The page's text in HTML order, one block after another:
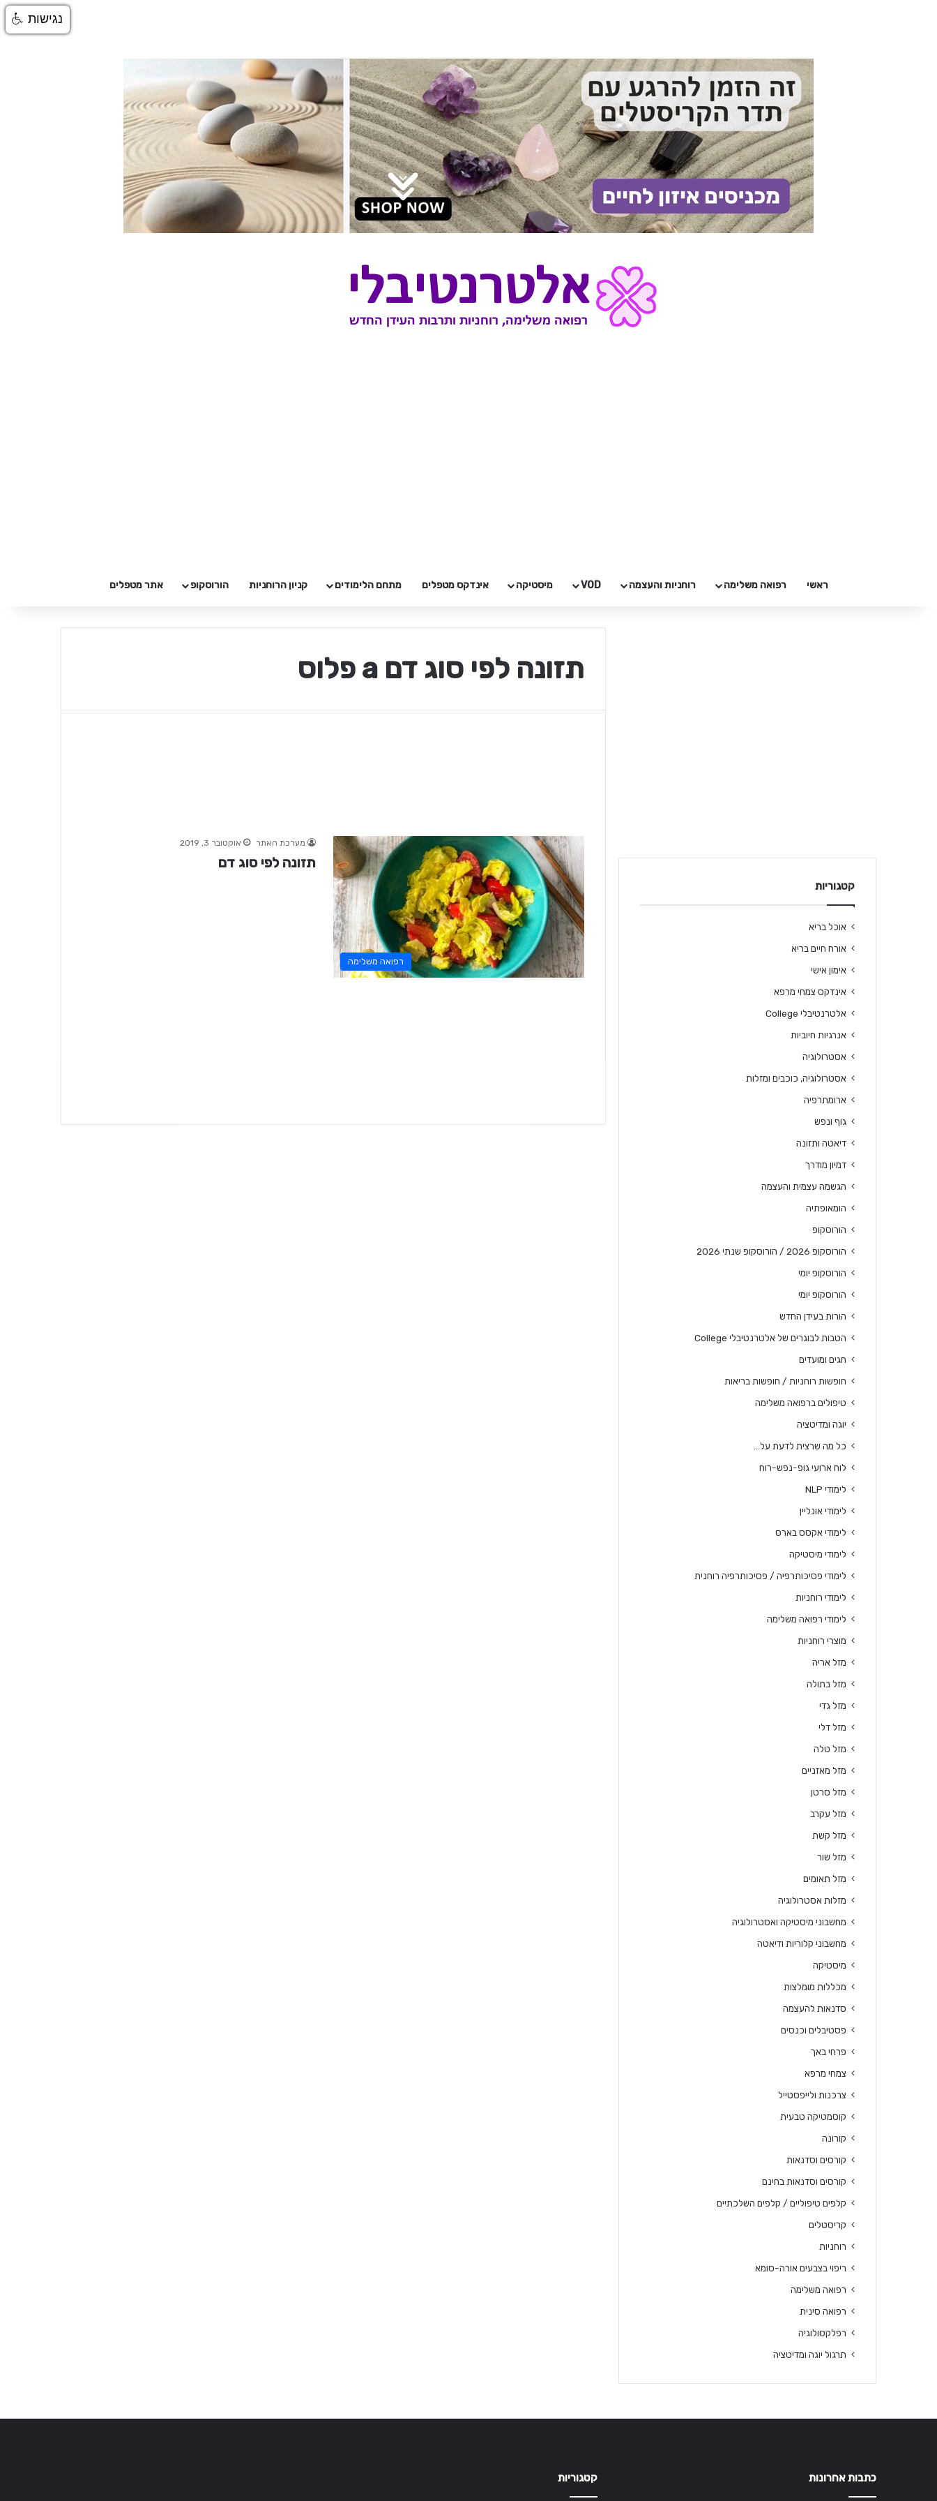
ראשי רפואה משלימה רוחניות והעצמה VOD מיסטיקה אינדקס מטפלים מתחם הלימודים קניון הרוחניות הורוסקופ אתר מטפלים
תזונה לפי סוג דם a פלוס
רפואה משלימה
מערכת האתר אוקטובר 3, 2019
תזונה לפי סוג דם
קטגוריות
אוכל בריא
אורח חיים בריא
אימון אישי
אינדקס צמחי מרפא
אלטרנטיבלי College
אנרגיות חיוביות
אסטרולוגיה
אסטרולוגיה, כוכבים ומזלות
ארומתרפיה
גוף ונפש
דיאטה ותזונה
דמיון מודרך
הגשמה עצמית והעצמה
הומאופתיה
הורוסקופ
הורוסקופ 2026 / הורוסקופ שנתי 2026
הורוסקופ יומי
הורוסקופ יומי
הורות בעידן החדש
הטבות לבוגרים של אלטרנטיבלי College
חגים ומועדים
חופשות רוחניות / חופשות בריאות
טיפולים ברפואה משלימה
יוגה ומדיטציה
כל מה שרצית לדעת על…
לוח ארועי גופ-נפש-רוח
לימודי NLP
לימודי אונליין
לימודי אקסס בארס
לימודי מיסטיקה
לימודי פסיכותרפיה / פסיכותרפיה רוחנית
לימודי רוחניות
לימודי רפואה משלימה
מוצרי רוחניות
מזל אריה
מזל בתולה
מזל גדי
מזל דלי
מזל טלה
מזל מאזניים
מזל סרטן
מזל עקרב
מזל קשת
מזל שור
מזל תאומים
מזלות אסטרולוגיה
מחשבוני מיסטיקה ואסטרולוגיה
מחשבוני קלוריות ודיאטה
מיסטיקה
מכללות מומלצות
סדנאות להעצמה
פסטיבלים וכנסים
פרחי באך
צמחי מרפא
צרכנות ולייפסטייל
קוסמטיקה טבעית
קורונה
קורסים וסדנאות
קורסים וסדנאות בחינם
קלפים טיפוליים / קלפים השלכתיים
קריסטלים
רוחניות
ריפוי בצבעים אורה-סומא
רפואה משלימה
רפואה סינית
רפלקסולוגיה
תרגול יוגה ומדיטציה
כתבות אחרונות קטגוריות
נגישות